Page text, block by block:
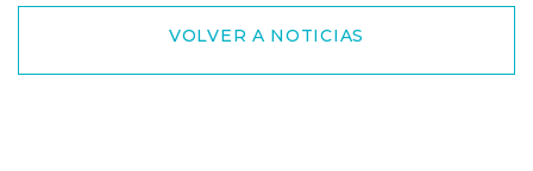
VOLVER A NOTICIAS